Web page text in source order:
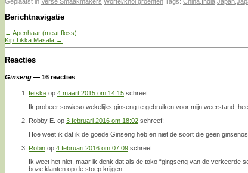
Geplaatst in Verse Smaakmakers,Wortel/knol groenten Tags: China, India,Japan,
Berichtnavigatie
← Apenhaar (meat floss)
Kip Tikka Masala →
Reacties
Ginseng — 16 reacties
Ietske op 4 maart 2015 om 14:15 schreef:
Ik probeer sowieso wekelijks ginseng te gebruiken voor mijn weerstand,
Robby E. op 3 februari 2016 om 18:02 schreef:
Hoe weet ik dat ik de goede Ginseng heb en niet de soort die geen
Robin op 4 februari 2016 om 07:09 schreef:
Ik weet het niet, maar ik denk dat als de toko “gingseng van de verkeerde
boze klanten op de stoep krijgen.